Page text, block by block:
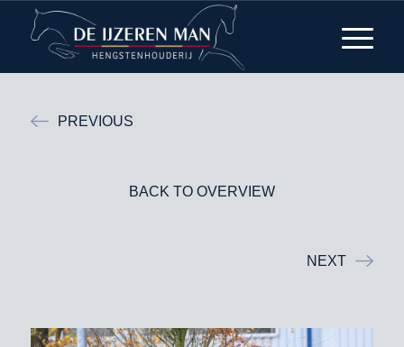
PREVIOUS
BACK TO OVERVIEW
NEXT